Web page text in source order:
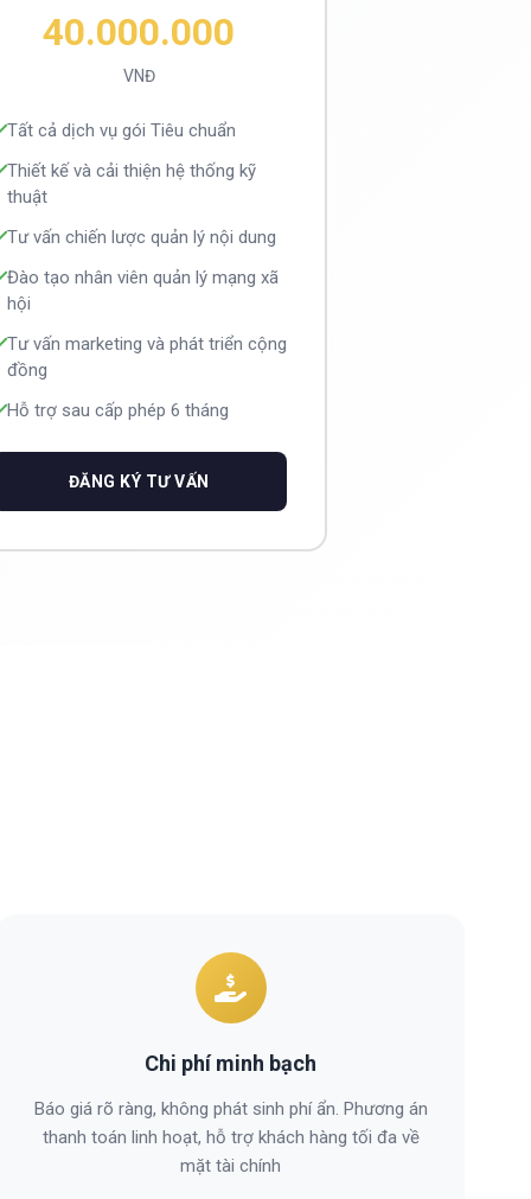
40.000.000
VNĐ
Tất cả dịch vụ gói Tiêu chuẩn
Thiết kế và cải thiện hệ thống kỹ
thuật
Tư vấn chiến lược quản lý nội dung
Đào tạo nhân viên quản lý mạng xã
hội
Tư vấn marketing và phát triển cộng
đồng
Hỗ trợ sau cấp phép 6 tháng
ĐĂNG KÝ TƯ VẤN
Chi phí minh bạch
Báo giá rõ ràng, không phát sinh phí ẩn. Phương án
thanh toán linh hoạt, hỗ trợ khách hàng tối đa về
mặt tài chính